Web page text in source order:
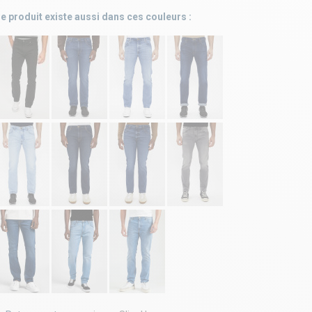
produit existe aussi dans ces couleurs :